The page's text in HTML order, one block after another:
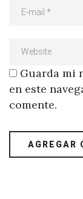
Guarda mi
en este
comente.